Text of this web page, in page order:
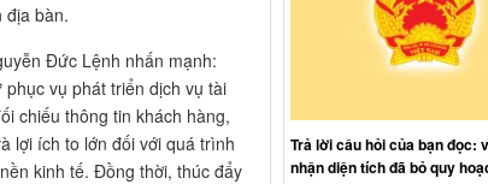
địa bàn.
Đức Lệnh nhấn mạnh:
vụ phát triển dịch vụ tài
chiếu thông tin khách hàng,
lợi ích to lớn đối với quá trình
kinh tế. Đồng thời, thúc đẩy
Trả lời câu hỏi của bạn đọc:
nhận diện tích đã bỏ quy